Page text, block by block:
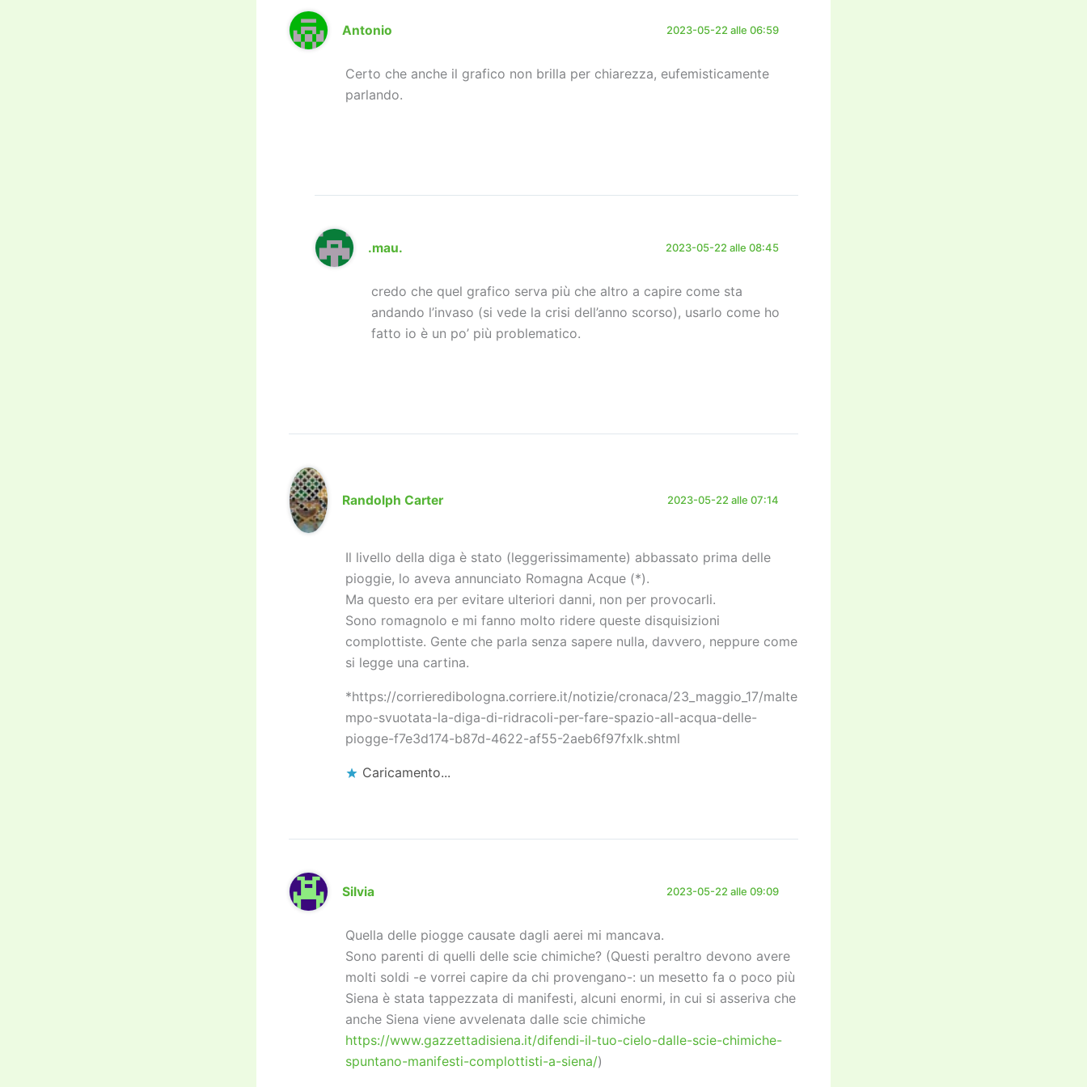
Antonio 2023-05-22 alle 06:59
Certo che anche il grafico non brilla per chiarezza, eufemisticamente
parlando.
.mau. 2023-05-22 alle 08:45
credo che quel grafico serva più che altro a capire come sta
andando l’invaso (si vede la crisi dell’anno scorso), usarlo come ho
fatto io è un po’ più problematico.
Randolph Carter 2023-05-22 alle 07:14
Il livello della diga è stato (leggerissimamente) abbassato prima delle
pioggie, lo aveva annunciato Romagna Acque (*).
Ma questo era per evitare ulteriori danni, non per provocarli.
Sono romagnolo e mi fanno molto ridere queste disquisizioni
complottiste. Gente che parla senza sapere nulla, davvero, neppure come
si legge una cartina.
*https://corrieredibologna.corriere.it/notizie/cronaca/23_maggio_17/malte
mpo-svuotata-la-diga-di-ridracoli-per-fare-spazio-all-acqua-delle-
piogge-f7e3d174-b87d-4622-af55-2aeb6f97fxlk.shtml
Caricamento...
Silvia 2023-05-22 alle 09:09
Quella delle piogge causate dagli aerei mi mancava.
Sono parenti di quelli delle scie chimiche? (Questi peraltro devono avere
molti soldi -e vorrei capire da chi provengano-: un mesetto fa o poco più
Siena è stata tappezzata di manifesti, alcuni enormi, in cui si asseriva che
anche Siena viene avvelenata dalle scie chimiche
https://www.gazzettadisiena.it/difendi-il-tuo-cielo-dalle-scie-chimiche-
spuntano-manifesti-complottisti-a-siena/)